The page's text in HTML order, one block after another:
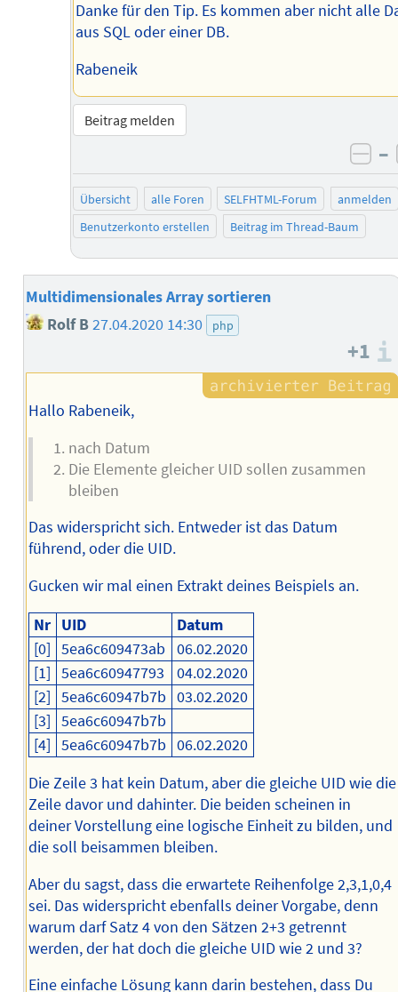
Danke für den Tip. Es kommen aber nicht alle
aus SQL oder einer DB.
Rabeneik
Beitrag melden
–
Übersicht alle Foren SELFHTML-Forum
anmelden
Benutzerkonto erstellen
Beitrag im Thread-Baum
Multidimensionales Array sortieren
Rolf B27.04.2020 14:30 php
+1
Hallo Rabeneik,
nach Datum
Die Elemente gleicher UID sollen zusammen
bleiben
Das widerspricht sich. Entweder ist das Datum
führend, oder die UID.
Gucken wir mal einen Extrakt deines Beispiels an.
Nr UID
Datum
[0] 5ea6c609473ab 06.02.2020
[1] 5ea6c60947793
04.02.2020
[2] 5ea6c60947b7b 03.02.2020
[3] 5ea6c60947b7b
[4] 5ea6c60947b7b 06.02.2020
Die Zeile 3 hat kein Datum, aber die gleiche UID wie die
Zeile davor und dahinter. Die beiden scheinen in
deiner Vorstellung eine logische Einheit zu bilden, und
die soll beisammen bleiben.
Aber du sagst, dass die erwartete Reihenfolge 2,3,1,0,4
sei. Das widerspricht ebenfalls deiner Vorgabe, denn
warum darf Satz 4 von den Sätzen 2+3 getrennt
werden, der hat doch die gleiche UID wie 2 und 3?
Eine einfache Lösung kann darin bestehen, dass Du